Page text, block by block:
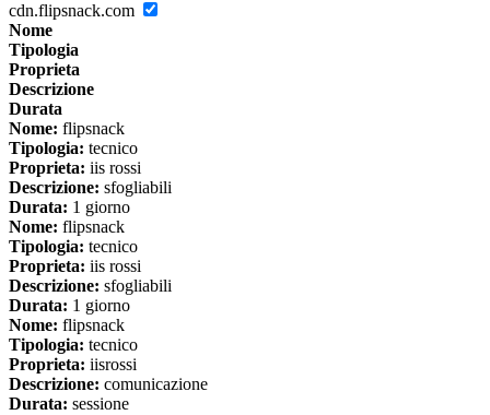
cdn.flipsnack.com
Nome
Tipologia
Proprieta
Descrizione
Durata
Nome: flipsnack
Tipologia: tecnico
Proprieta: iis rossi
Descrizione: sfogliabili
Durata: 1 giorno
Nome: flipsnack
Tipologia: tecnico
Proprieta: iis rossi
Descrizione: sfogliabili
Durata: 1 giorno
Nome: flipsnack
Tipologia: tecnico
Proprieta: iisrossi
Descrizione: comunicazione
Durata: sessione